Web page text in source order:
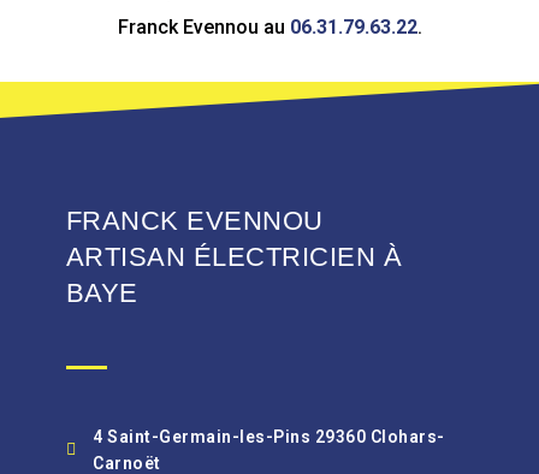
Franck Evennou au 06.31.79.63.22.
FRANCK EVENNOU
ARTISAN ÉLECTRICIEN À
BAYE
4 Saint-Germain-les-Pins 29360 Clohars-
Carnoët